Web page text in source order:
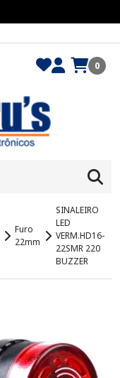
0
Furo
22mm
SINALEIRO
LED
VERM.HD16-
22SMR 220
BUZZER